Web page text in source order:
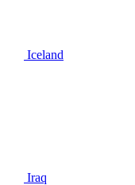
Iceland
Iraq